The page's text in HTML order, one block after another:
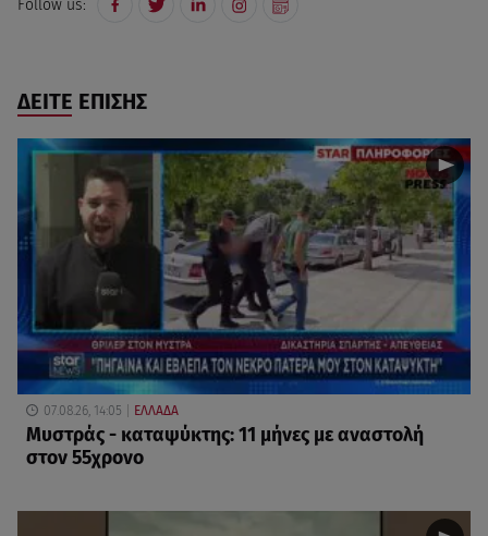
Follow us:
ΔΕΙΤΕ ΕΠΙΣΗΣ
07.08.26, 14:05 ΕΛΛΑΔΑ
Μυστράς - καταψύκτης: 11 μήνες με αναστολή
στον 55χρονο